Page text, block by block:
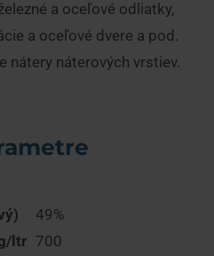
a oceľové odliatky,
a oceľové dvere a pod.
nátery náterových vrstiev.
49%
ltr 700